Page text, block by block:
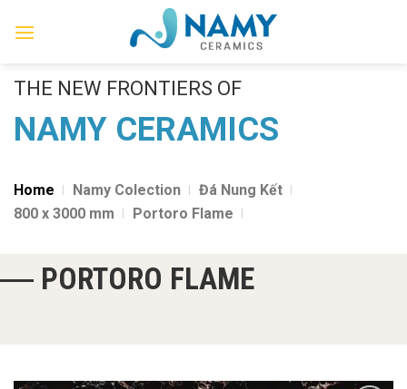
THE NEW FRONTIERS OF
NAMY CERAMICS
Home Namy Colection
Đá Nung Kết
800 x 3000 mm
Portoro Flame
PORTORO FLAME